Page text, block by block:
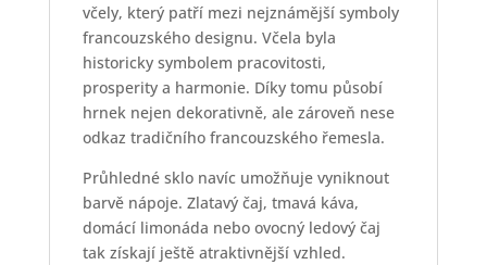
včely, který patří mezi nejznámější symboly
francouzského designu. Včela byla
historicky symbolem pracovitosti,
prosperity a harmonie. Díky tomu působí
hrnek nejen dekorativně, ale zároveň nese
odkaz tradičního francouzského řemesla.
Průhledné sklo navíc umožňuje vyniknout
barvě nápoje. Zlatavý čaj, tmavá káva,
domácí limonáda nebo ovocný ledový čaj
tak získají ještě atraktivnější vzhled.